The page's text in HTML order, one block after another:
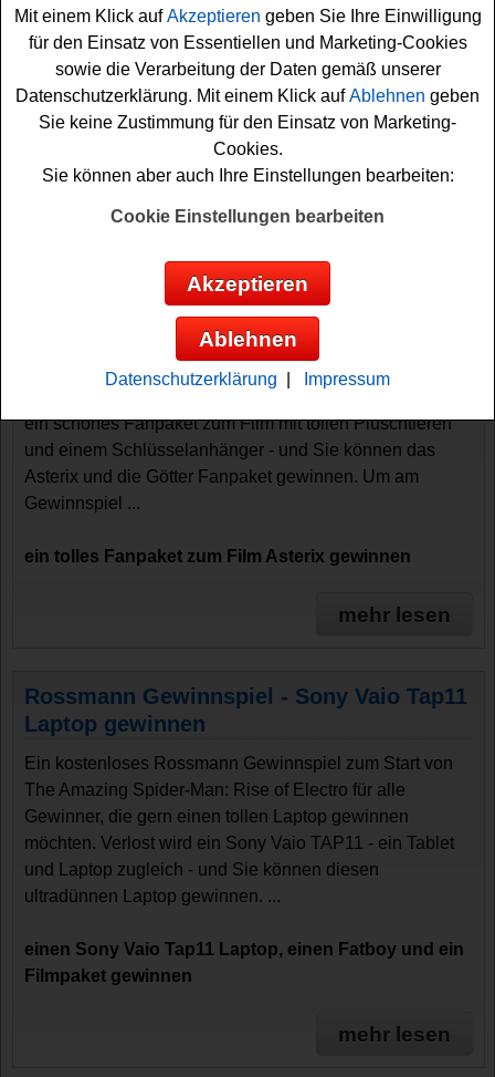
Gewinnsumme ▲ ▼ Gewinnanzahl
Mathäser Gewinnspiel - Asterix und die
Götter Fanpaket gewinnen
Ein kostenloses Mathäser Gewinnspiel zum Kinostart
ein schönes Fanpaket zum Film mit tollen Plüschtieren
und einem Schlüsselanhänger - und Sie können das
Asterix und die Götter Fanpaket gewinnen. Um am
Gewinnspiel ...
ein tolles Fanpaket zum Film Asterix gewinnen
mehr lesen
Rossmann Gewinnspiel - Sony Vaio Tap11
Laptop gewinnen
Ein kostenloses Rossmann Gewinnspiel zum Start von
The Amazing Spider-Man: Rise of Electro für alle
Gewinner, die gern einen tollen Laptop gewinnen
möchten. Verlost wird ein Sony Vaio TAP11 - ein Tablet
und Laptop zugleich - und Sie können diesen
ultradünnen Laptop gewinnen. ...
einen Sony Vaio Tap11 Laptop, einen Fatboy und ein
Filmpaket gewinnen
mehr lesen
Mit einem Klick aufAkzeptieren geben Sie Ihre Einwilligung
für den Einsatz von Essentiellen und Marketing-Cookies
sowie die Verarbeitung der Daten gemäß unserer
Datenschutzerklärung. Mit einem Klick aufAblehnen geben
Sie keine Zustimmung für den Einsatz von Marketing-
Cookies.
Sie können aber auch Ihre Einstellungen bearbeiten:
Cookie Einstellungen bearbeiten
Akzeptieren
Ablehnen
Datenschutzerklärung Impressum